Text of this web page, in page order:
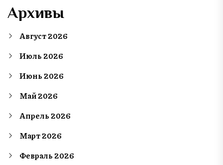
Архивы
Август 2026
Июль 2026
Июнь 2026
Май 2026
Апрель 2026
Март 2026
Февраль 2026